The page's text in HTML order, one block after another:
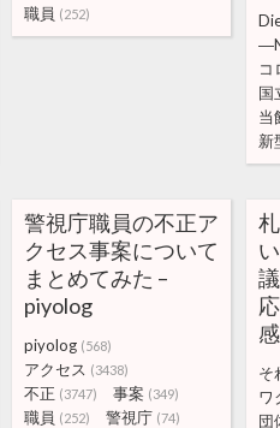
職員 (252)
コ
国
当
新
警視庁職員の不正ア
クセス事案について
まとめてみた –
piyolog
piyolog (568)
アクセス (3438)
不正 (3747) 事案 (349)
職員 (252) 警視庁 (74)
そ
ワ
団